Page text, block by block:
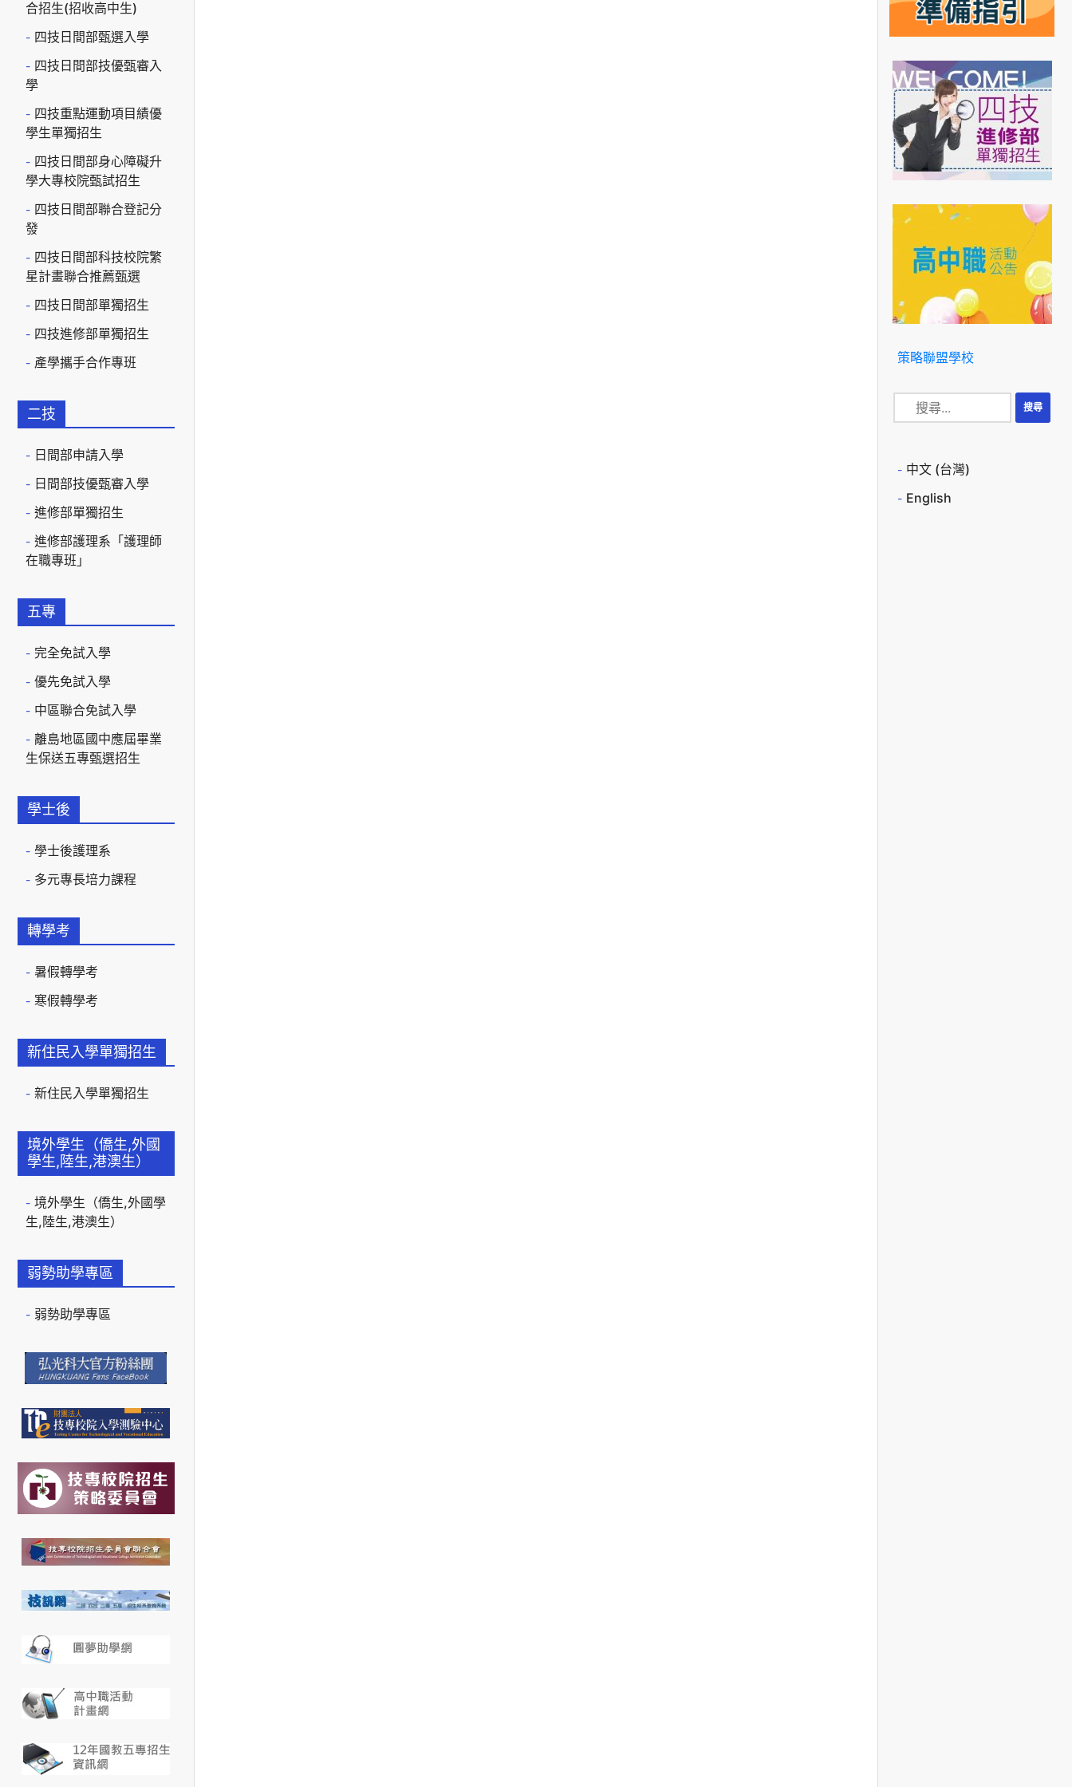
合招生(招收高中生)
四技日間部甄選入學
四技日間部技優甄審入
學
四技重點運動項目績優
學生單獨招生
四技日間部身心障礙升
學大專校院甄試招生
四技日間部聯合登記分
發
四技日間部科技校院繁
星計畫聯合推薦甄選
四技日間部單獨招生
四技進修部單獨招生
產學攜手合作專班
二技
日間部申請入學
日間部技優甄審入學
進修部單獨招生
進修部護理系「護理師
在職專班」
五專
完全免試入學
優先免試入學
中區聯合免試入學
離島地區國中應屆畢業
生保送五專甄選招生
學士後
學士後護理系
多元專長培力課程
轉學考
暑假轉學考
寒假轉學考
新住民入學單獨招生
新住民入學單獨招生
境外學生（僑生,外國
學生,陸生,港澳生）
境外學生（僑生,外國學
生,陸生,港澳生）
弱勢助學專區
弱勢助學專區
策略聯盟學校
中文 (台灣)
English